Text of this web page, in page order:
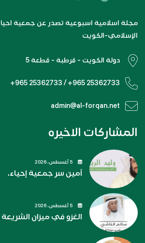
مجلة اسلامية اسبوعية تصدر عن جمعية
الإسلامي-الكويت
دولة الكويت - قرطبة - قطعة 5
+965 25362733 / +965 25362733
admin@al-forqan.net
المشاركات الاخيره
أمين سر جمعية إحياء.
الغزو في ميزان الشريعة